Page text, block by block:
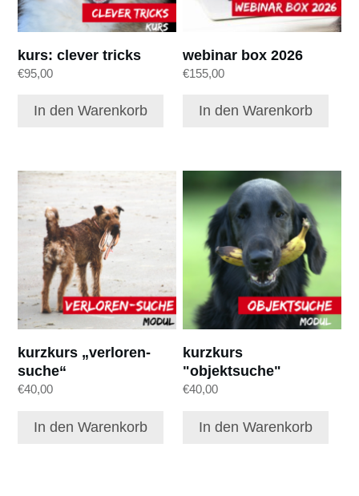
kurs: clever tricks
€95,00
In den Warenkorb
webinar box 2026
€155,00
In den Warenkorb
kurzkurs „verloren-
suche“
€40,00
In den Warenkorb
kurzkurs
"objektsuche"
€40,00
In den Warenkorb